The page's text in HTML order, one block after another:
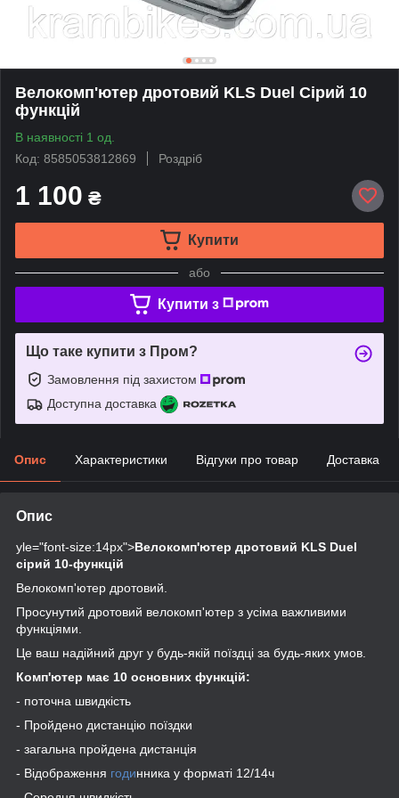
Велокомп'ютер дротовий KLS Duel Сірий 10
функцій
В наявності 1 од.
Код: 8585053812869
Роздріб
1 100 ₴
Купити
або
Купити з
Що таке купити з Пром?
Замовлення під захистом
Доступна доставка
Опис Характеристики Відгуки про товар Доставка
Опис
yle="font-size:14px">Велокомп'ютер дротовий KLS Duel
сірий 10-функцій
Велокомп'ютер дротовий.
Просунутий дротовий велокомп'ютер з усіма важливими
функціями.
Це ваш надійний друг у будь-якій поїздці за будь-яких умов.
Комп'ютер має 10 основних функцій:
- поточна швидкість
- Пройдено дистанцію поїздки
- загальна пройдена дистанція
- Відображення годинника у форматі 12/14ч